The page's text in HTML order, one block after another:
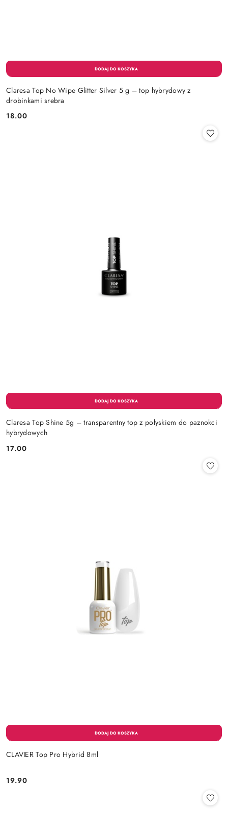
Claresa Top No Wipe Glitter Silver 5 g – top hybrydowy z
drobinkami srebra
Cena:
18.00
Claresa Top Shine 5g – transparentny top z połyskiem do paznokci
hybrydowych
Cena:
17.00
CLAVIER Top Pro Hybrid 8ml
Cena:
19.90